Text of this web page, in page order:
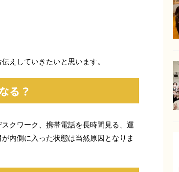
えしていきたいと思います。
る？
クワーク、携帯電話を長時間見る、運
内側に入った状態は当然原因となりま